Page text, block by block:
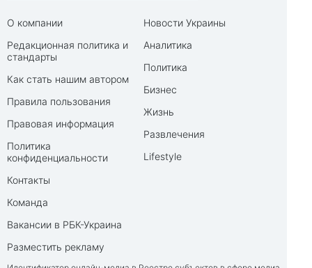
О компании
Редакционная политика и
стандарты
Как стать нашим автором
Правила пользования
Правовая информация
Политика
конфиденциальности
Контакты
Команда
Вакансии в РБК-Украина
Разместить рекламу
Новости Украины
Аналитика
Политика
Бизнес
Жизнь
Развлечения
Lifestyle